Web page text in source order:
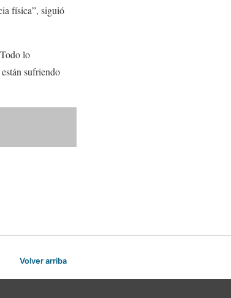
física”, siguió
lo
sufriendo
Volver arriba